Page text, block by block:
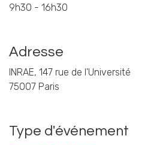
9h30 - 16h30
Adresse
INRAE, 147 rue de l'Université
75007 Paris
Type d'événement